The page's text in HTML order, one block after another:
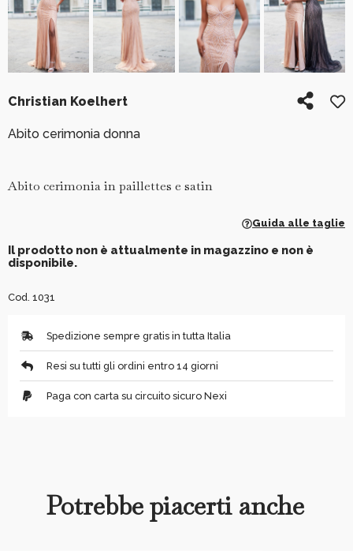
Christian Koelhert
Abito cerimonia donna
Abito cerimonia in paillettes e satin
Guida alle taglie
Il prodotto non è attualmente in magazzino e non è
disponibile.
Cod. 1031
Spedizione sempre gratis in tutta Italia
Resi su tutti gli ordini entro 14 giorni
Paga con carta su circuito sicuro Nexi
Potrebbe piacerti anche